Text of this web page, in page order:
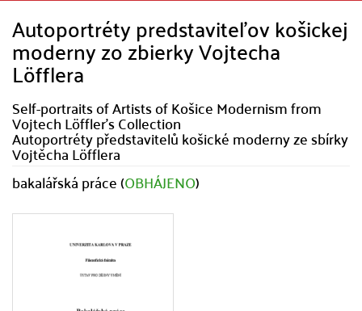
Autoportréty predstavitel'ov košickej
moderny zo zbierky Vojtecha
Löfflera
Self-portraits of Artists of Košice Modernism from
Vojtech Löffler's Collection
Autoportréty představitelů košické moderny ze sbírky
Vojtěcha Löfflera
bakalářská práce (OBHÁJENO)